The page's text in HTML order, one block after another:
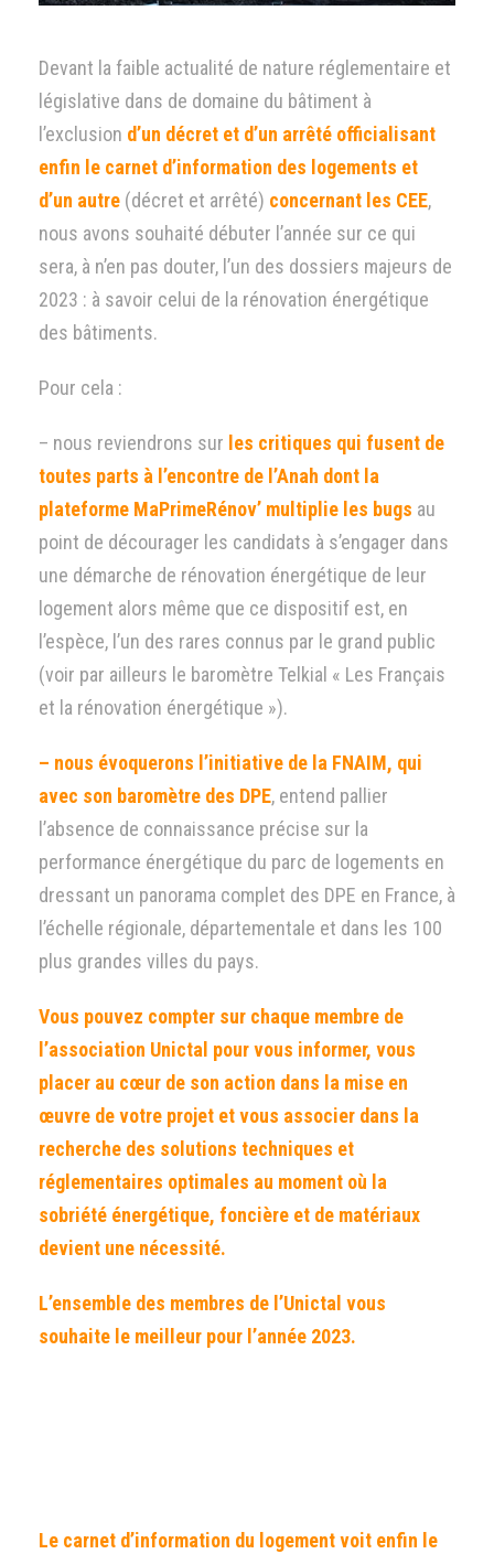
Devant la faible actualité de nature réglementaire et
législative dans de domaine du bâtiment à
l’exclusion d’un décret et d’un arrêté officialisant
enfin le carnet d’information des logements et
d’un autre (décret et arrêté) concernant les CEE,
nous avons souhaité débuter l’année sur ce qui
sera, à n’en pas douter, l’un des dossiers majeurs de
2023 : à savoir celui de la rénovation énergétique
des bâtiments.
Pour cela :
– nous reviendrons sur les critiques qui fusent de
toutes parts à l’encontre de l’Anah dont la
plateforme MaPrimeRénov’ multiplie les bugs au
point de décourager les candidats à s’engager dans
une démarche de rénovation énergétique de leur
logement alors même que ce dispositif est, en
l’espèce, l’un des rares connus par le grand public
(voir par ailleurs le baromètre Telkial « Les Français
et la rénovation énergétique »).
– nous évoquerons l’initiative de la FNAIM, qui
avec son baromètre des DPE, entend pallier
l’absence de connaissance précise sur la
performance énergétique du parc de logements en
dressant un panorama complet des DPE en France, à
l’échelle régionale, départementale et dans les 100
plus grandes villes du pays.
Vous pouvez compter sur chaque membre de
l’association Unictal pour vous informer, vous
placer au cœur de son action dans la mise en
œuvre de votre projet et vous associer dans la
recherche des solutions techniques et
réglementaires optimales au moment où la
sobriété énergétique, foncière et de matériaux
devient une nécessité.
L’ensemble des membres de l’Unictal vous
souhaite le meilleur pour l’année 2023.
Le carnet d’information du logement voit enfin le